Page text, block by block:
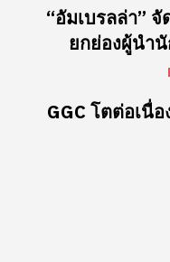
“อัมเบรลล่า” จั
ยกย่องผู้นำ
GGC โตต่อเนื่